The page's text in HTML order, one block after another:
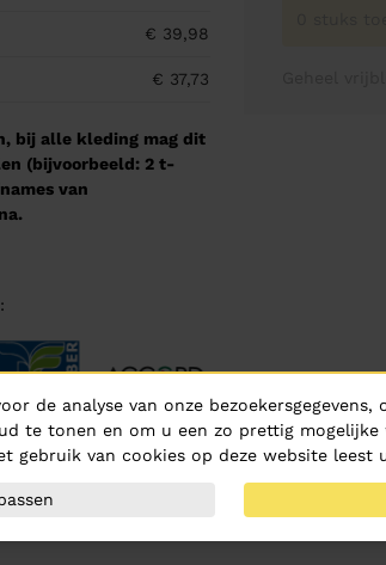
€ 39,98
€ 37,73
bij alle kleding mag dit
(bijvoorbeeld: 2 t-
van
de analyse van onze
te tonen en om u een zo prettig
gebruik van cookies op deze website leest